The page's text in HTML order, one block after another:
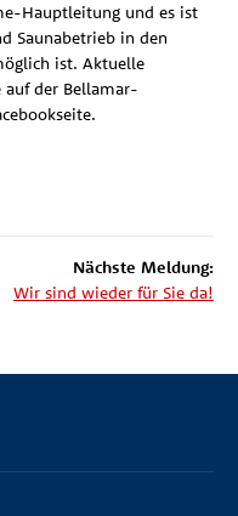
Hauptleitung und es ist
Saunabetrieb in den
ist. Aktuelle
auf der Bellamar-
Nächste Meldung:
Wir sind wieder für Sie da!